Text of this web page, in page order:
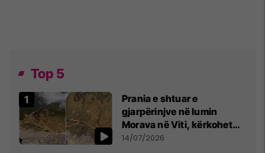
Top 5
Prania e shtuar e
gjarpërinjve në lumin
Morava në Viti, kërkohet
kujdes nga qytetarët
14/07/2026